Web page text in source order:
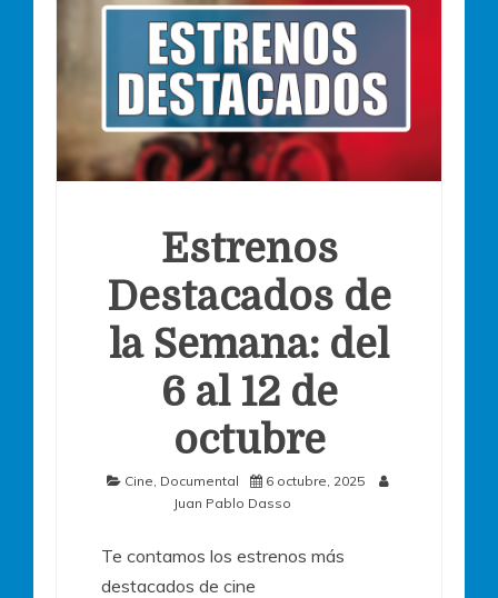
Estrenos
Destacados de
la Semana: del
6 al 12 de
octubre
Cine Documental
6 octubre, 2025
Juan Pablo Dasso
Te contamos los estrenos más
destacados de cine